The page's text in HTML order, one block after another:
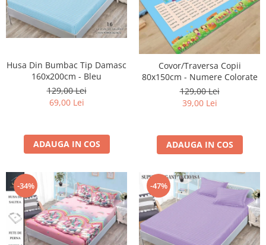
Husa Din Bumbac Tip Damasc
160x200cm - Bleu
129,00 Lei
69,00 Lei
ADAUGA IN COS
Covor/Traversa Copii
80x150cm - Numere Colorate
129,00 Lei
39,00 Lei
ADAUGA IN COS
-34% -47%